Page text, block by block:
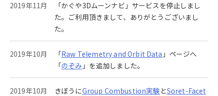
2019年11月
「かぐや3Dムーンナビ」サービスを停止しまし
た。ご利用頂きまして、ありがとうございまし
た。
2019年10月 「Raw Telemetry and Orbit Data 」ページへ
「のぞみ 」を追加しました。
2019年10月 きぼうにGroup Combustion実験とSoret-Facet